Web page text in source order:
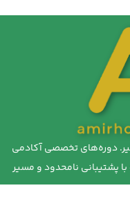
دوره‌های تخصصی آکادمی
با پشتیبانی نامحدود و مسیر